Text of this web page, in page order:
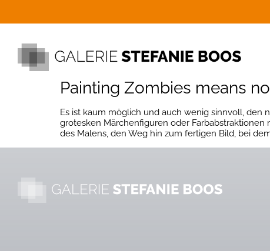
Painting Zombies means
Es ist kaum möglich und auch wenig sinnvoll, den
grotesken Märchenfiguren oder
des Malens, den Weg hin zum fertigen Bild, bei